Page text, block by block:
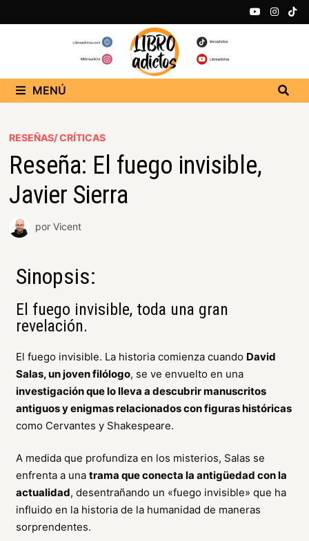
MENÚ
RESEÑAS/ CRÍTICAS
Reseña: El fuego invisible,
Javier Sierra
por Vicent
Sinopsis:
El fuego invisible, toda una gran
revelación.
El fuego invisible. La historia comienza cuando David
Salas, un joven filólogo, se ve envuelto en una
investigación que lo lleva a descubrir manuscritos
antiguos y enigmas relacionados con figuras históricas
como Cervantes y Shakespeare.
A medida que profundiza en los misterios, Salas se
enfrenta a una trama que conecta la antigüedad con la
actualidad, desentrañando un «fuego invisible» que ha
influido en la historia de la humanidad de maneras
sorprendentes.